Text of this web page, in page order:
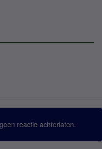
reactie achterlaten.